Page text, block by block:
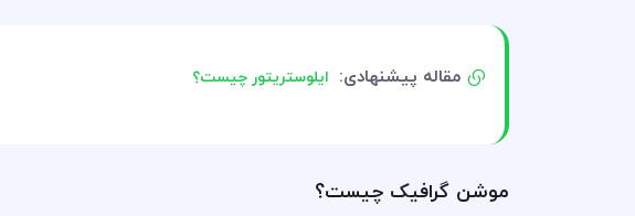
مقاله پیشنهادی: ایلوستریتور چیست؟
موشن گرافیک چیست؟